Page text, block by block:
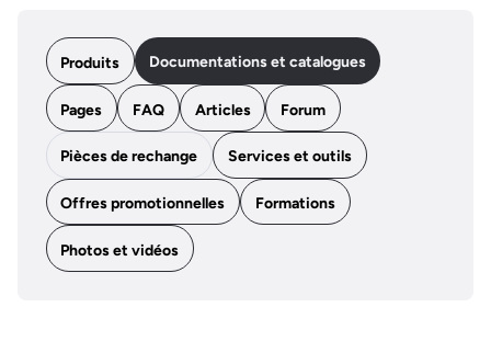
Produits Documentations et catalogues
Pages FAQ Articles Forum
Pièces de rechange Services et outils
Offres promotionnelles Formations
Photos et vidéos